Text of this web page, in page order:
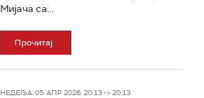
Мијача са...
Прочитај
НЕДЕЉА, 05. АПР 2026, 20:13 -> 20:13